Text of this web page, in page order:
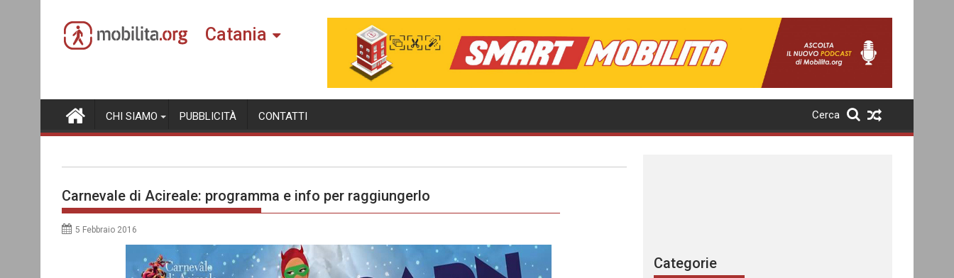
content
Catania
CHI SIAMO PUBBLICITÀ CONTATTI Cerca
Carnevale di Acireale: programma e info per raggiungerlo
5 Febbraio 2016
Categorie